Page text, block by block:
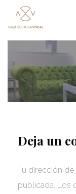
Deja un
Tu dirección
publicada. Los